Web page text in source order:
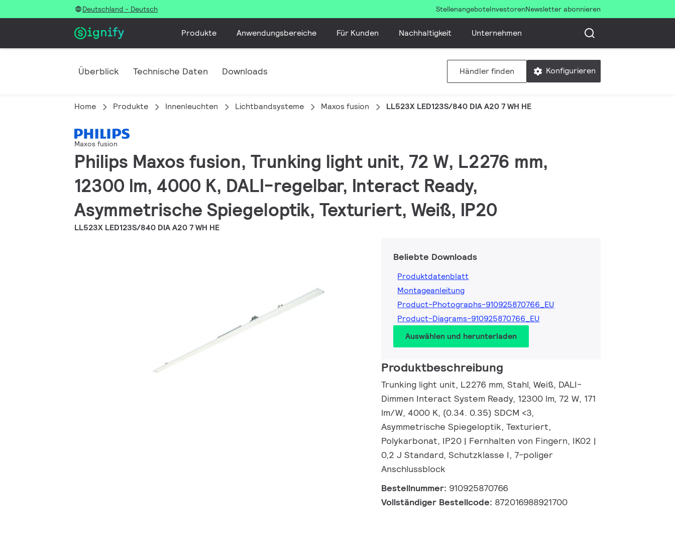
Deutschland - Deutsch StellenangeboteInvestorenNewsletter abonnieren
Produkte Anwendungsbereiche Für Kunden Nachhaltigkeit Unternehmen
Überblick Technische Daten Downloads Händler finden Konfigurieren
Home Produkte Innenleuchten Lichtbandsysteme Maxos fusion LL523X LED123S/840 DIA A20 7 WH HE
Maxos fusion
Philips Maxos fusion, Trunking light unit, 72 W, L2276 mm,
12300 lm, 4000 K, DALI-regelbar, Interact Ready,
Asymmetrische Spiegeloptik, Texturiert, Weiß, IP20
LL523X LED123S/840 DIA A20 7 WH HE
Beliebte Downloads
Produktdatenblatt
Montageanleitung
Product-Photographs-910925870766_EU
Product-Diagrams-910925870766_EU
Auswählen und herunterladen
Produktbeschreibung
Trunking light unit, L2276 mm, Stahl, Weiß, DALI-
Dimmen Interact System Ready, 12300 lm, 72 W, 171
lm/W, 4000 K, (0.34. 0.35) SDCM <3,
Asymmetrische Spiegeloptik, Texturiert,
Polykarbonat, IP20 | Fernhalten von Fingern, IK02 |
0,2 J Standard, Schutzklasse I, 7-poliger
Anschlussblock
Bestellnummer: 910925870766
Vollständiger Bestellcode: 872016988921700